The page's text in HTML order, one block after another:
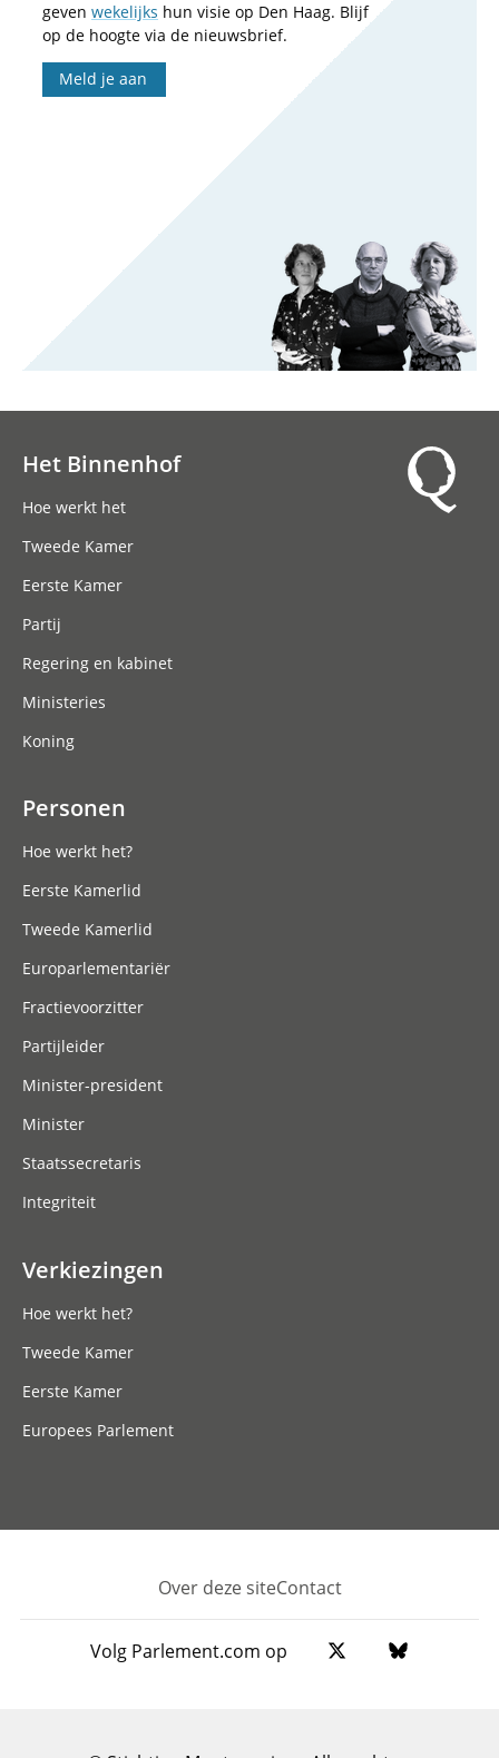
geven wekelijks hun visie op Den Haag. Blijf
op de hoogte via de nieuwsbrief.
Meld je aan
Het Binnenhof
Hoe werkt het
Tweede Kamer
Eerste Kamer
Partij
Regering en kabinet
Ministeries
Koning
Personen
Hoe werkt het?
Eerste Kamerlid
Tweede Kamerlid
Europarlementariër
Fractievoorzitter
Partijleider
Minister-president
Minister
Staatssecretaris
Integriteit
Verkiezingen
Hoe werkt het?
Tweede Kamer
Eerste Kamer
Europees Parlement
Footer
Over deze siteContact
Volg Parlement.com op